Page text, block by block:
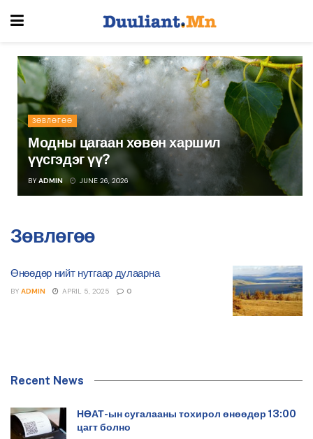
ЗӨВЛӨГӨӨ
Модны цагаан хөвөн харшил
үүсгэдэг үү?
BY ADMIN JUNE 26, 2026
Зөвлөгөө
Өнөөдөр нийт нутгаар дулаарна
BY ADMIN APRIL 5, 2025 0
Recent News
НӨАТ-ын сугалааны тохирол өнөөдөр 13:00
цагт болно